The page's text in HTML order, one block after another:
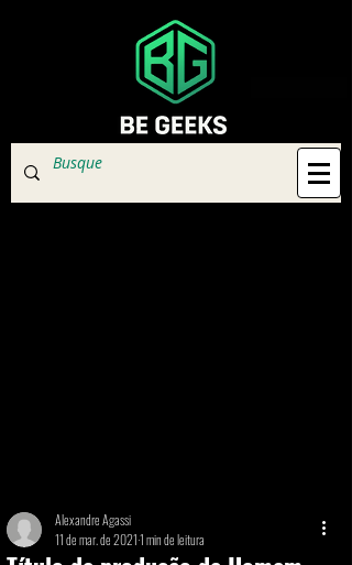
Alexandre Agassi
11 de mar. de 20211 min de leitura